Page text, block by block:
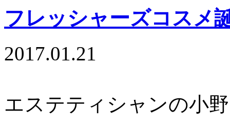
フレッシャーズコスメ
2017.01.21
エステティシャンの小